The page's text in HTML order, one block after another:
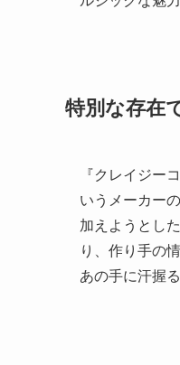
特別な存在
『クレイジー
いうメーカー
加えようとし
り、作り手の
あの手に汗握